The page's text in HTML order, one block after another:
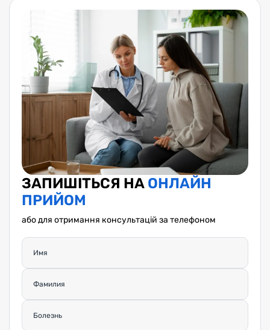
ЗАПИШІТЬСЯ НА ОНЛАЙН
ПРИЙОМ
або для отримання консультацій за телефоном